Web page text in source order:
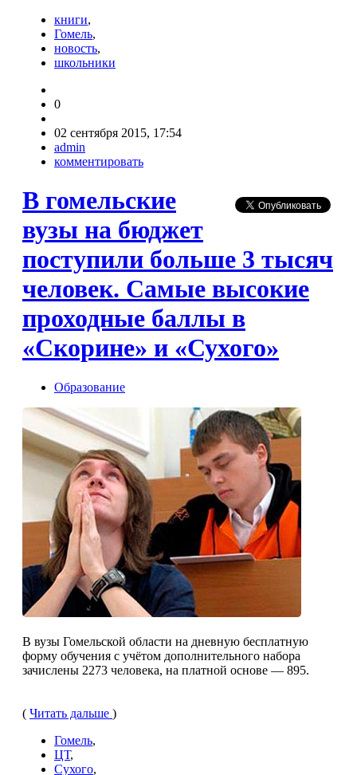
книги,
Гомель,
новость,
школьники
0
02 сентября 2015, 17:54
admin
комментировать
В гомельские
вузы на бюджет
поступили больше 3 тысяч
человек. Самые высокие
проходные баллы в
«Скорине» и «Сухого»
Образование
В вузы Гомельской области на дневную бесплатную
форму обуче­ния с учётом дополнительного на­бора
зачислены 2273 человека, на платной основе — 895.
( Читать дальше )
Гомель,
ЦТ,
Сухого,